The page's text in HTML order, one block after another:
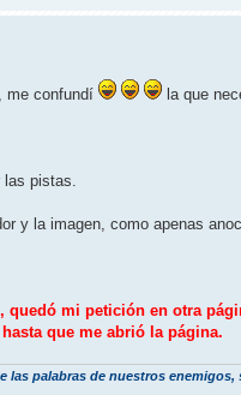
me confundí la que
pistas.
y la imagen, como apenas
quedó mi petición en otra
que me abrió la página.
las palabras de nuestros